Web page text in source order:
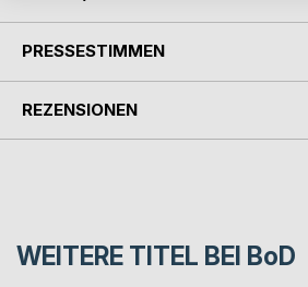
PRESSESTIMMEN
REZENSIONEN
WEITERE TITEL BEI BoD